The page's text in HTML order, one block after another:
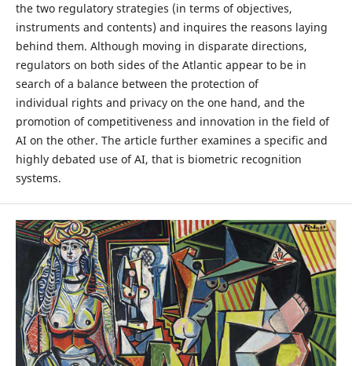
the two regulatory strategies (in terms of objectives,
instruments and contents) and inquires the reasons laying
behind them. Although moving in disparate directions,
regulators on both sides of the Atlantic appear to be in
search of a balance between the protection of
individual rights and privacy on the one hand, and the
promotion of competitiveness and innovation in the field of
AI on the other. The article further examines a specific and
highly debated use of AI, that is biometric recognition
systems.